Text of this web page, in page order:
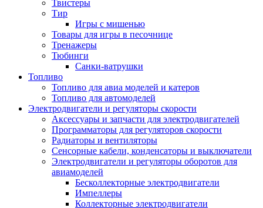
Твистеры
Тир
Игры с мишенью
Товары для игры в песочнице
Тренажеры
Тюбинги
Санки-ватрушки
Топливо
Топливо для авиа моделей и катеров
Топливо для автомоделей
Электродвигатели и регуляторы скорости
Аксессуары и запчасти для электродвигателей
Программаторы для регуляторов скорости
Радиаторы и вентиляторы
Сенсорные кабели, конденсаторы и выключатели
Электродвигатели и регуляторы оборотов для
авиамоделей
Бесколлекторные электродвигатели
Импеллеры
Коллекторные электродвигатели